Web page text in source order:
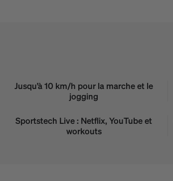
Jusqu’à 10 km/h pour la marche et le
jogging
Sportstech Live : Netflix, YouTube et
workouts